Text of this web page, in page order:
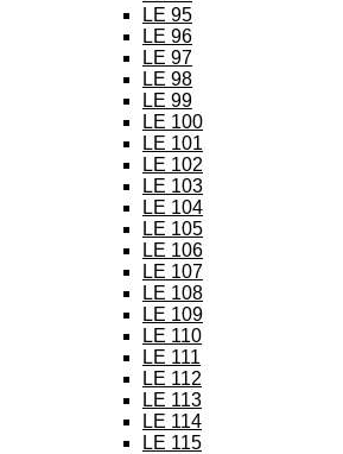
LE 95
LE 96
LE 97
LE 98
LE 99
LE 100
LE 101
LE 102
LE 103
LE 104
LE 105
LE 106
LE 107
LE 108
LE 109
LE 110
LE 111
LE 112
LE 113
LE 114
LE 115